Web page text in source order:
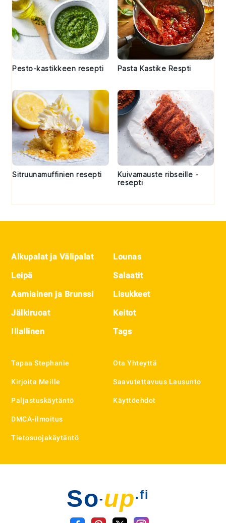
Pesto-kastikkeen resepti Pasta Kastike Respti
Sitruunamuffinien resepti
Kuivamauste ribseille -
resepti
Alkupalat ja Välipalat
Leipä
Aamiainen ja Brunssi
Jälkiruoat
Illallinen
Lounas
Salaatit
Lisukkeet
Keitot
Tags
Tapaa Stephanie
Kirjoita Meille
Paljastuskäytäntö
DMCA-ilmoitus
Tietosuojakäytäntö
Ota Yhteyttä
Saavutettavuus Lausunto
Käyttöehdot
So- up.fi